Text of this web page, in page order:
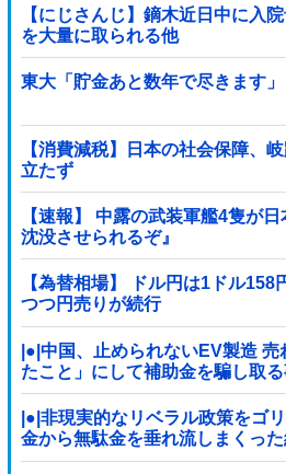
【にじさんじ】鏑木近日中に入
を大量に取られる他
東大「貯金あと数年で尽きます
【消費減税】日本の社会保障、
立たず
【速報】 中露の武装軍艦4隻が
沈没させられるぞ』
【為替相場】 ドル円は1ドル158
つつ円売りが続行
|●|中国、止められないEV製造
たこと」にして補助金を騙し取
|●|非現実的なリベラル政策をゴ
金から無駄金を垂れ流しまくっ